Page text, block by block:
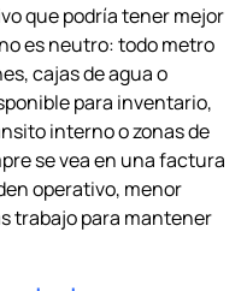
que podría tener mejor
es neutro: todo metro
cajas de agua o
para inventario,
interno o zonas de
se vea en una factura
operativo, menor
trabajo para mantener